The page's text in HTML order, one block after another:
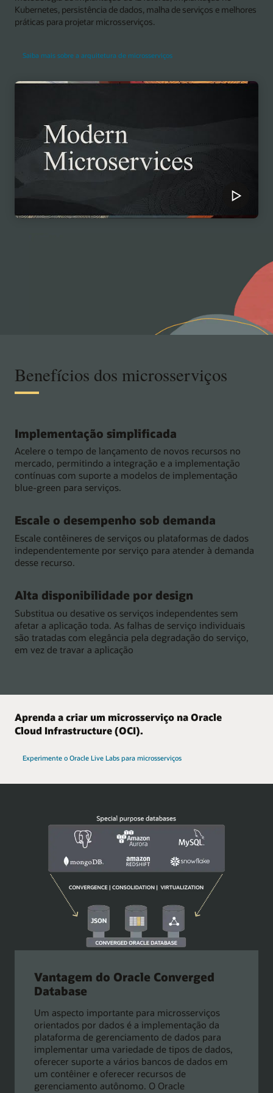
Kubernetes, persistência de dados, malha de serviços e melhores
práticas para projetar microsserviços.
Saiba mais sobre a arquitetura de microsserviços
Benefícios dos microsserviços
Implementação simplificada
Acelere o tempo de lançamento de novos recursos no
mercado, permitindo a integração e a implementação
contínuas com suporte a modelos de implementação
blue-green para serviços.
Escale o desempenho sob demanda
Escale contêineres de serviços ou plataformas de dados
independentemente por serviço para atender à demanda
desse recurso.
Alta disponibilidade por design
Substitua ou desative os serviços independentes sem
afetar a aplicação toda. As falhas de serviço individuais
são tratadas com elegância pela degradação do serviço,
em vez de travar a aplicação
Aprenda a criar um microsserviço na Oracle
Cloud Infrastructure (OCI).
Experimente o Oracle Live Labs para microsserviços
Vantagem do Oracle Converged
Database
Um aspecto importante para microsserviços
orientados por dados é a implementação da
plataforma de gerenciamento de dados para
implementar uma variedade de tipos de dados,
oferecer suporte a vários bancos de dados em
um contêiner e oferecer recursos de
gerenciamento autônomo. O Oracle